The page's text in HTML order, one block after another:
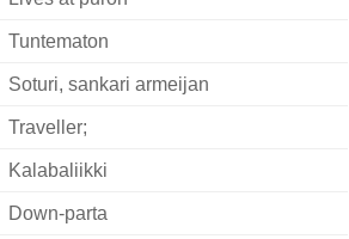
Tuntematon
Soturi, sankari armeijan
Traveller;
Kalabaliikki
Down-parta